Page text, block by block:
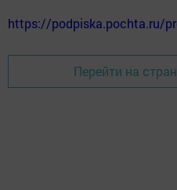
https://podpiska.pochta.ru/
Перейти на